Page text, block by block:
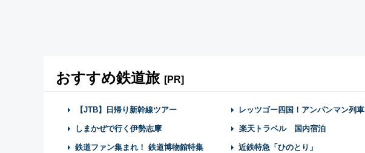
おすすめ鉄道旅 [PR]
【JTB】日帰り新幹線ツアー レッツゴー四国！アンパンマン列車
しまかぜで行く伊勢志摩 楽天トラベル 国内宿泊
鉄道ファン集まれ！ 鉄道博物館特集 近鉄特急「ひのとり」